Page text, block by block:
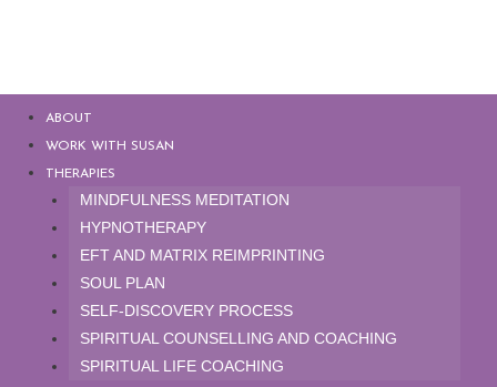
ABOUT
WORK WITH SUSAN
THERAPIES
MINDFULNESS MEDITATION
HYPNOTHERAPY
EFT AND MATRIX REIMPRINTING
SOUL PLAN
SELF-DISCOVERY PROCESS
SPIRITUAL COUNSELLING AND COACHING
SPIRITUAL LIFE COACHING